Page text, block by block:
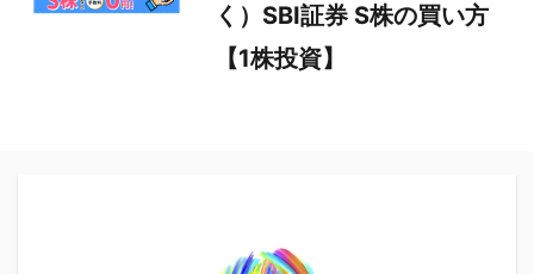
く）SBI証券 S株の買い方
【1株投資】